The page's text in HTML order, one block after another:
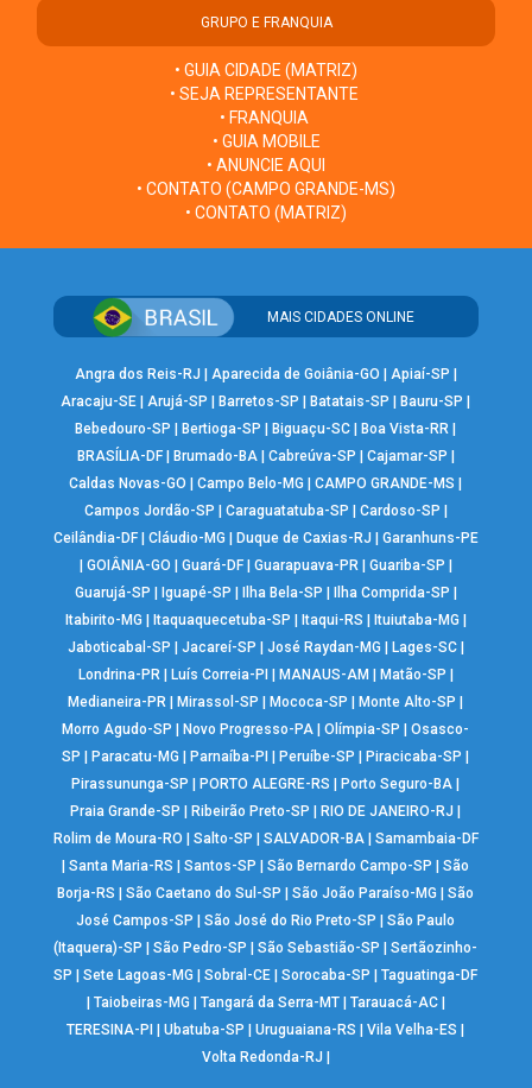
GRUPO E FRANQUIA
• GUIA CIDADE (MATRIZ)
• SEJA REPRESENTANTE
• FRANQUIA
• GUIA MOBILE
• ANUNCIE AQUI
• CONTATO (CAMPO GRANDE-MS)
• CONTATO (MATRIZ)
MAIS CIDADES ONLINE
Angra dos Reis-RJ Aparecida de Goiânia-GO Apiaí-SP
Aracaju-SE |Arujá-SP Barretos-SP Batatais-SP Bauru-SP
Bebedouro-SP
Bertioga-SP Biguaçu-SC Boa Vista-RR
BRASÍLIA-DF| Brumado-BA| Cabreúva-SP Cajamar-SP
Caldas Novas-GO
|Campo Belo-MG |CAMPO GRANDE-MS
Campos Jordão-SP
Caraguatatuba-SP Cardoso-SP
Ceilândia-DF| Cláudio-MG Duque de Caxias-RJ
Garanhuns-PE
GOIÂNIA-GO Guará-DF| Guarapuava-PR| Guariba-SP
Guarujá-SP
Iguapé-SP Ilha Bela-SP Ilha Comprida-SP
Itabirito-MG
Itaquaquecetuba-SP Itaqui-RS Ituiutaba-MG
Jaboticabal-SP
Jacareí-SP José Raydan-MG Lages-SC|
Londrina-PR| Luís Correia-PI MANAUS-AM Matão-SP
Medianeira-PR
Mirassol-SP Mococa-SP Monte Alto-SP
Morro Agudo-SP
Novo Progresso-PA |Olímpia-SP |Osasco-
SP
Paracatu-MG Parnaíba-PI Peruíbe-SP Piracicaba-SP
Pirassununga-SP
PORTO ALEGRE-RS Porto Seguro-BA
Praia Grande-SP
Ribeirão Preto-SP RIO DE JANEIRO-RJ
Rolim de Moura-RO
Salto-SP SALVADOR-BA| Samambaia-DF
|Santa Maria-RS |Santos-SP |São Bernardo Campo-SP |São
Borja-RS
|São Caetano do Sul-SP |São João Paraíso-MG |São
José Campos-SP
|São José do Rio Preto-SP |São Paulo
(Itaquera)-SP
|São Pedro-SP |São Sebastião-SP |Sertãozinho-
SP
|Sete Lagoas-MG |Sobral-CE |Sorocaba-SP |Taguatinga-DF
Taiobeiras-MG Tangará da Serra-MT| Tarauacá-AC|
TERESINA-PI
|Ubatuba-SP |Uruguaiana-RS |Vila Velha-ES
Volta Redonda-RJ